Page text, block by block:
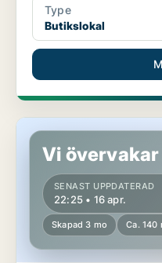
Type
Butikslokal
Butikslokal i Lysekil
Vi
SENAST UPPDATERAD
22:25 • 16 apr.
Skapad 3 mo Ca. 140